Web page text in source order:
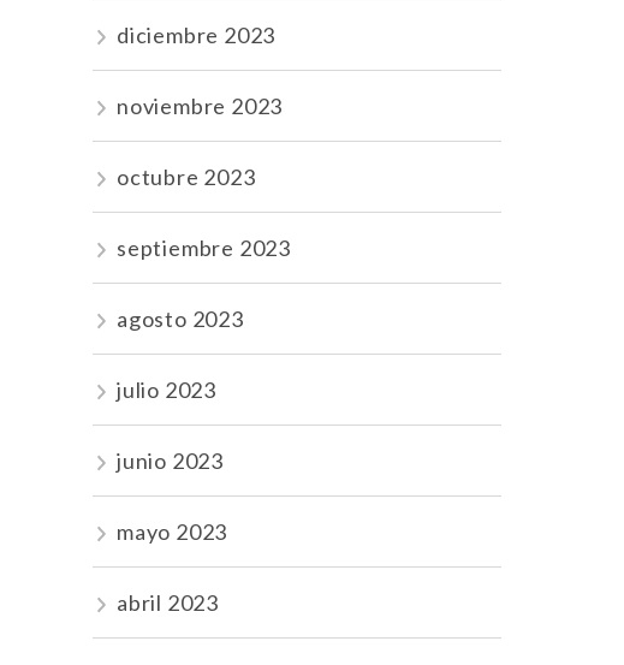
diciembre 2023
noviembre 2023
octubre 2023
septiembre 2023
agosto 2023
julio 2023
junio 2023
mayo 2023
abril 2023